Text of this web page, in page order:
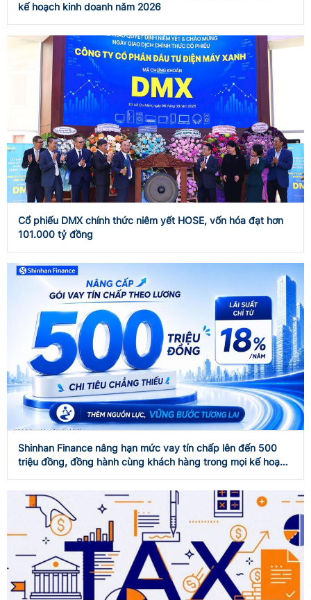
kế hoạch kinh doanh năm 2026
Cổ phiếu DMX chính thức niêm yết HOSE, vốn hóa đạt hơn
101.000 tỷ đồng
Shinhan Finance nâng hạn mức vay tín chấp lên đến 500
triệu đồng, đồng hành cùng khách hàng trong mọi kế hoạch